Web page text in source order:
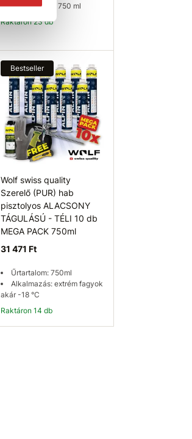
Térfogat (ml): 750 ml
Raktáron 23 db
Kosárba
Bestseller
Wolf swiss quality
Szerelő (PUR) hab
pisztolyos ALACSONY
TÁGULÁSÚ - TÉLI 10 db
MEGA PACK 750ml
31 471 Ft
Űrtartalom: 750ml
Alkalmazás: extrém fagyok
akár -18 °C
Raktáron 14 db